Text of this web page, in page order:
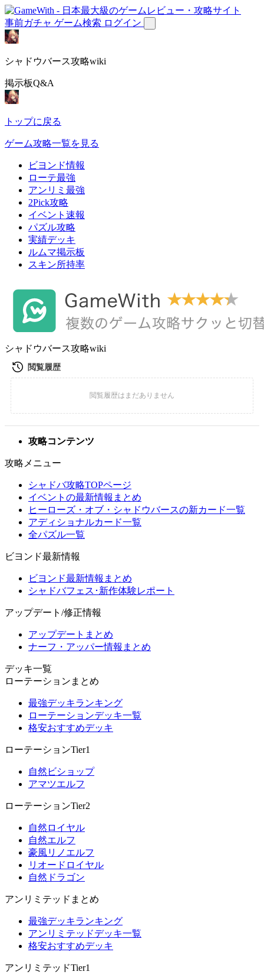
事前ガチャ ゲーム検索 ログイン
シャドウバース攻略wiki
掲示板Q&A
トップに戻る
ゲーム攻略一覧を見る
ビヨンド情報
ローテ最強
アンリミ最強
2Pick攻略
イベント速報
パズル攻略
実績デッキ
ルムマ掲示板
スキン所持率
シャドウバース攻略wiki
攻略コンテンツ
攻略メニュー
シャドバ攻略TOPページ
イベントの最新情報まとめ
ヒーローズ・オブ・シャドウバースの新カード一覧
アディショナルカード一覧
全パズル一覧
ビヨンド最新情報
ビヨンド最新情報まとめ
シャドバフェス･新作体験レポート
アップデート/修正情報
アップデートまとめ
ナーフ・アッパー情報まとめ
デッキ一覧
ローテーションまとめ
最強デッキランキング
ローテーションデッキ一覧
格安おすすめデッキ
ローテーションTier1
自然ビショップ
アマツエルフ
ローテーションTier2
自然ロイヤル
自然エルフ
豪風リノエルフ
リオードロイヤル
自然ドラゴン
アンリミテッドまとめ
最強デッキランキング
アンリミテッドデッキ一覧
格安おすすめデッキ
アンリミテッドTier1